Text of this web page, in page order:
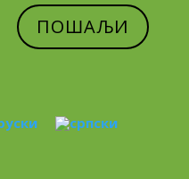
ПОШАЉИ